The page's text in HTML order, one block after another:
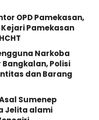
OPD Pamekasan,
Pamekasan
Narkoba
Polisi
dan Barang
Sumenep
Jelita alami